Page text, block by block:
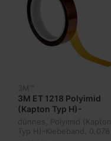
3M™
3M ET 1218 Polyimid
(Kapton Typ H)-
Klebeband
dünnes, Polyimid (Kapton
Typ H)-Klebeband, 0,078